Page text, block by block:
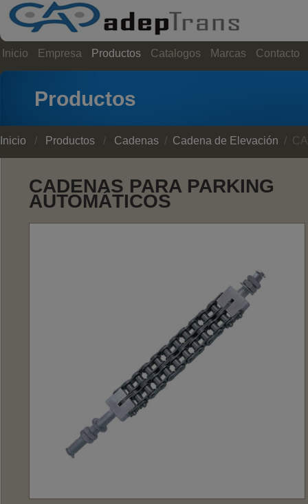
Inicio Empresa Productos Catalogos Marcas Contacto
Productos
Inicio / Productos / Cadenas / Cadena de Elevación /
CADENAS PARA PARKING
AUTOMÁTICOS